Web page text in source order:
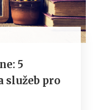
5
služeb pro